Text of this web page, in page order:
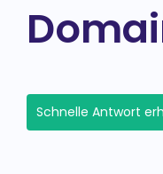
Schnelle Antwort